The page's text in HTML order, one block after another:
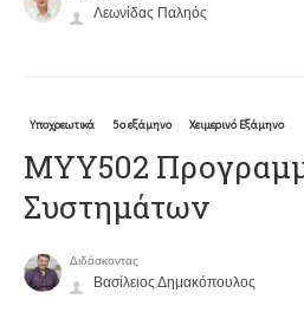
Λεωνίδας Παληός
Υποχρεωτικά 5ο εξάμηνο Χειμερινό Εξάμηνο
ΜΥΥ502
Συστημάτων
Διδάσκοντας
Βασίλειος Δημακόπουλος